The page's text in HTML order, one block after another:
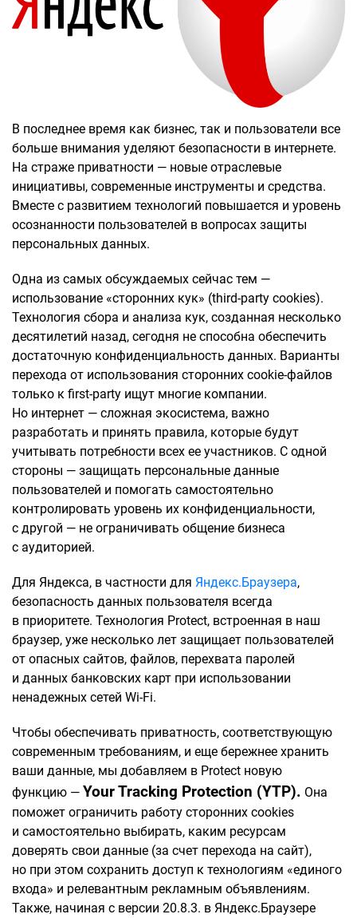
В последнее время как бизнес, так и пользователи все
больше внимания уделяют безопасности в интернете.
На страже приватности — новые отраслевые
инициативы, современные инструменты и средства.
Вместе с развитием технологий повышается и уровень
осознанности пользователей в вопросах защиты
персональных данных.
Одна из самых обсуждаемых сейчас тем —
использование «сторонних кук» (third-party cookies).
Технология сбора и анализа кук, созданная несколько
десятилетий назад, сегодня не способна обеспечить
достаточную конфиденциальность данных. Варианты
перехода от использования сторонних cookie-файлов
только к first-party ищут многие компании.
Но интернет — сложная экосистема, важно
разработать и принять правила, которые будут
учитывать потребности всех ее участников. С одной
стороны — защищать персональные данные
пользователей и помогать самостоятельно
контролировать уровень их конфиденциальности,
с другой — не ограничивать общение бизнеса
с аудиторией.
Для Яндекса, в частности для Яндекс.Браузера,
безопасность данных пользователя всегда
в приоритете. Технология Protect, встроенная в наш
браузер, уже несколько лет защищает пользователей
от опасных сайтов, файлов, перехвата паролей
и данных банковских карт при использовании
ненадежных сетей Wi-Fi.
Чтобы обеспечивать приватность, соответствующую
современным требованиям, и еще бережнее хранить
ваши данные, мы добавляем в Protect новую
функцию — Your Tracking Protection (YTP). Она
поможет ограничить работу сторонних cookies
и самостоятельно выбирать, каким ресурсам
доверять свои данные (за счет перехода на сайт),
но при этом сохранить доступ к технологиям «единого
входа» и релевантным рекламным объявлениям.
Также, начиная с версии 20.8.3. в Яндекс.Браузере